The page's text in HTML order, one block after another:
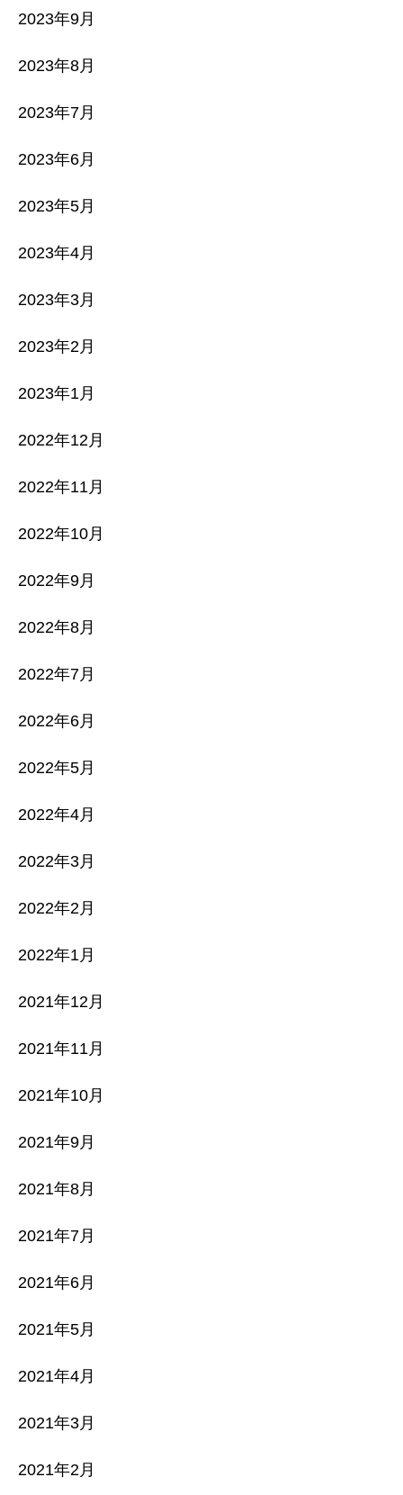
2023年9月
2023年8月
2023年7月
2023年6月
2023年5月
2023年4月
2023年3月
2023年2月
2023年1月
2022年12月
2022年11月
2022年10月
2022年9月
2022年8月
2022年7月
2022年6月
2022年5月
2022年4月
2022年3月
2022年2月
2022年1月
2021年12月
2021年11月
2021年10月
2021年9月
2021年8月
2021年7月
2021年6月
2021年5月
2021年4月
2021年3月
2021年2月